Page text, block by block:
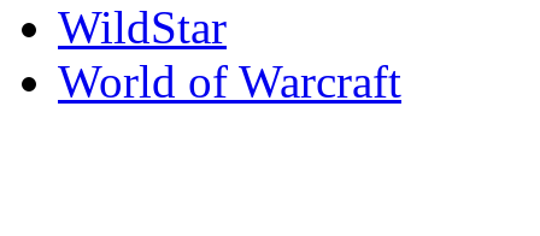
WildStar
World of Warcraft